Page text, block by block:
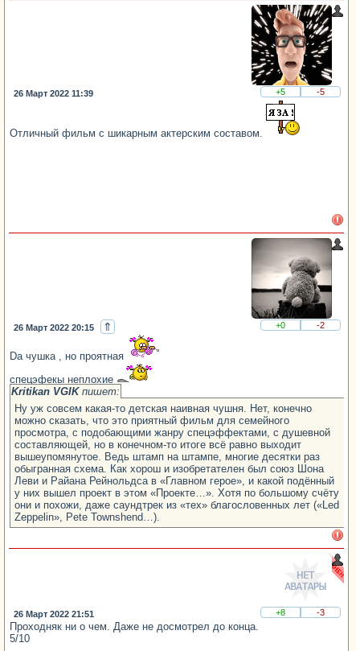
26 Март 2022 11:39 +5 -5
Отличный фильм с шикарным актерским составом.
26 Март 2022 20:15 ⇑ +0 -2
Da чушка , но проятная
спецэфекы неплохие
Kritikan VGIK пишет:
Ну уж совсем какая-то детская наивная чушня. Нет, конечно
можно сказать, что это приятный фильм для семейного
просмотра, с подобающими жанру спецэффектами, с душевной
составляющей, но в конечном-то итоге всё равно выходит
вышеупомянутое. Ведь штамп на штампе, многие десятки раз
обыгранная схема. Как хорош и изобретателен был союз Шона
Леви и Райана Рейнольдса в «Главном герое», и какой подённый
у них вышел проект в этом «Проекте…». Хотя по большому счёту
они и похожи, даже саундтрек из «тех» благословенных лет («Led
Zeppelin», Pete Townshend…).
26 Март 2022 21:51 +8 -3
Проходняк ни о чем. Даже не досмотрел до конца.
5/10